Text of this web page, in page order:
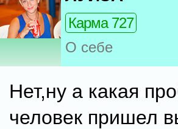
Карма 727
О себе
Нет,ну а какая
человек пришел